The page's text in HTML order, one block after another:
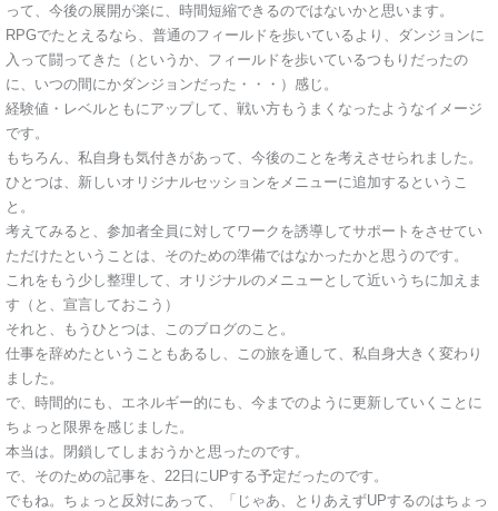
って、今後の展開が楽に、時間短縮できるのではないかと思います。
RPGでたとえるなら、普通のフィールドを歩いているより、ダンジョンに
入って闘ってきた（というか、フィールドを歩いているつもりだったの
に、いつの間にかダンジョンだった・・・）感じ。
経験値・レベルともにアップして、戦い方もうまくなったようなイメージ
です。
もちろん、私自身も気付きがあって、今後のことを考えさせられました。
ひとつは、新しいオリジナルセッションをメニューに追加するというこ
と。
考えてみると、参加者全員に対してワークを誘導してサポートをさせてい
ただけたということは、そのための準備ではなかったかと思うのです。
これをもう少し整理して、オリジナルのメニューとして近いうちに加えま
す（と、宣言しておこう）
それと、もうひとつは、このブログのこと。
仕事を辞めたということもあるし、この旅を通して、私自身大きく変わり
ました。
で、時間的にも、エネルギー的にも、今までのように更新していくことに
ちょっと限界を感じました。
本当は。閉鎖してしまおうかと思ったのです。
で、そのための記事を、22日にUPする予定だったのです。
でもね。ちょっと反対にあって、「じゃあ、とりあえずUPするのはちょっ